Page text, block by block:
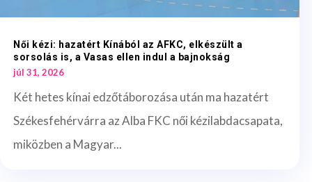
Női kézi: hazatért Kínából az AFKC, elkészült a
sorsolás is, a Vasas ellen indul a bajnokság
júl 31, 2026
Két hetes kínai edzőtáborozása után ma hazatért
Székesfehérvárra az Alba FKC női kézilabdacsapata,
miközben a Magyar...